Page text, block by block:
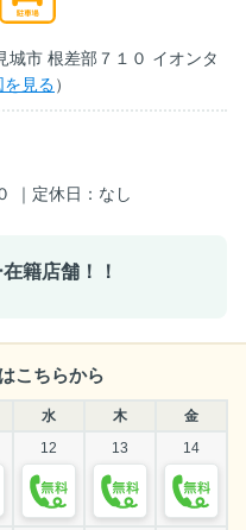
城市 根差部７１０ イオンタ
を見る）
｜定休日：なし
籍店舗！！
こちらから
水 木
金
12 13 14